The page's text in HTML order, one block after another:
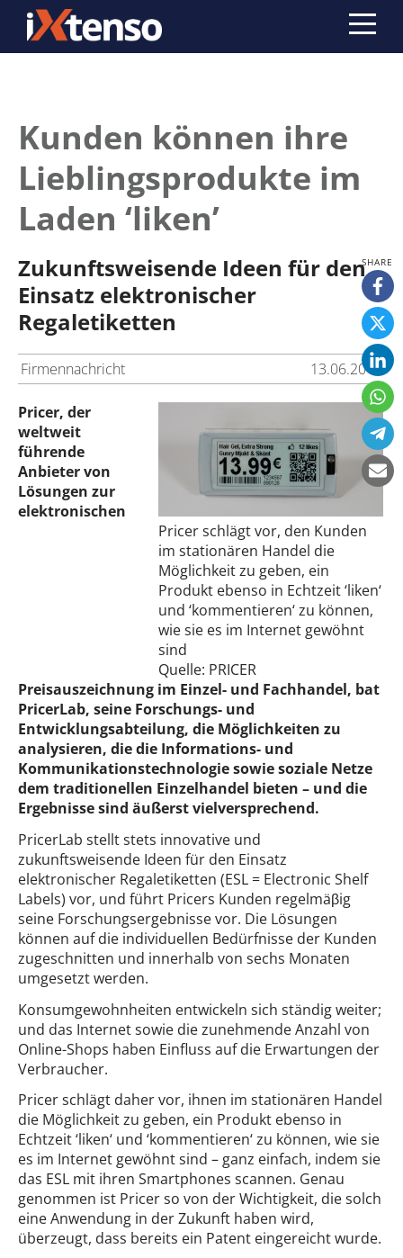
Kunden können ihre
Lieblingsprodukte im
Laden ‘liken’
Zukunftsweisende Ideen für den
Einsatz elektronischer
Regaletiketten
Firmennachricht 13.06.2013
Pricer schlägt vor, den Kunden
im stationären Handel die
Möglichkeit zu geben, ein
Produkt ebenso in Echtzeit ‘liken‘
und ‘kommentieren‘ zu können,
wie sie es im Internet gewöhnt
sind
Quelle: PRICER
Pricer, der
weltweit
führende
Anbieter von
Lösungen zur
elektronischen
Preisauszeichnung im Einzel- und Fachhandel, bat
PricerLab, seine Forschungs- und
Entwicklungsabteilung, die Möglichkeiten zu
analysieren, die die Informations- und
Kommunikationstechnologie sowie soziale Netze
dem traditionellen Einzelhandel bieten – und die
Ergebnisse sind äußerst vielversprechend.
PricerLab stellt stets innovative und
zukunftsweisende Ideen für den Einsatz
elektronischer Regaletiketten (ESL = Electronic Shelf
Labels) vor, und führt Pricers Kunden regelmäβig
seine Forschungsergebnisse vor. Die Lösungen
können auf die individuellen Bedürfnisse der Kunden
zugeschnitten und innerhalb von sechs Monaten
umgesetzt werden.
Konsumgewohnheiten entwickeln sich ständig weiter;
und das Internet sowie die zunehmende Anzahl von
Online-Shops haben Einfluss auf die Erwartungen der
Verbraucher.
Pricer schlägt daher vor, ihnen im stationären Handel
die Möglichkeit zu geben, ein Produkt ebenso in
Echtzeit ‘liken‘ und ‘kommentieren‘ zu können, wie sie
es im Internet gewöhnt sind – ganz einfach, indem sie
das ESL mit ihren Smartphones scannen. Genau
genommen ist Pricer so von der Wichtigkeit, die solch
eine Anwendung in der Zukunft haben wird,
überzeugt, dass bereits ein Patent eingereicht wurde.